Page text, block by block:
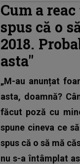
Cum a reac
spus că o
2018.
asta"
„M-au anunțat
asta, doamnă?
făcut poză cu
spune cineva ce
spus că o să mă
nu s-a întâmplat